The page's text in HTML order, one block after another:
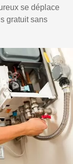
se déplace
gratuit sans